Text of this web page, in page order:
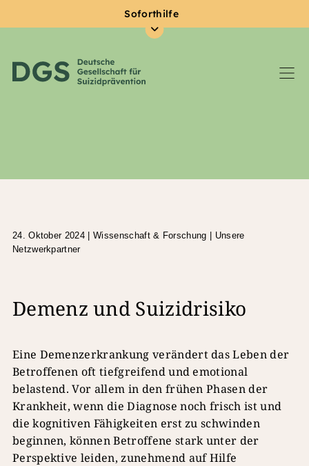
Soforthilfe
24. Oktober 2024 |Wissenschaft & Forschung | Unsere
Netzwerkpartner
Demenz und Suizidrisiko
Eine Demenzerkrankung verändert das Leben der
Betroffenen oft tiefgreifend und emotional
belastend. Vor allem in den frühen Phasen der
Krankheit, wenn die Diagnose noch frisch ist und
die kognitiven Fähigkeiten erst zu schwinden
beginnen, können Betroffene stark unter der
Perspektive leiden, zunehmend auf Hilfe